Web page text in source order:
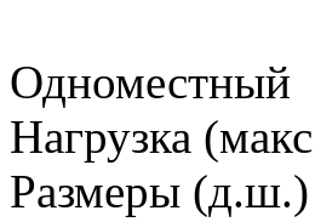
Одноместный
Нагрузка
Размеры